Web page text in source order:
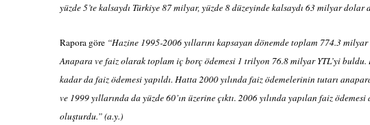
yüzde 5’te kalsaydı Türkiye 87 milyar, yüzde 8 düzeyinde kalsaydı 63 milyar
Rapora göre “Hazine 1995-2006 yıllarını kapsayan dönemde toplam 774.3
Anapara ve faiz olarak toplam iç borç ödemesi 1 trilyon 76.8 milyar YTL’yi
kadar da faiz ödemesi yapıldı. Hatta 2000 yılında faiz ödemelerinin tutarı
ve 1999 yıllarında da yüzde 60’ın üzerine çıktı. 2006 yılında yapılan faiz
oluşturdu.” (a.y.)